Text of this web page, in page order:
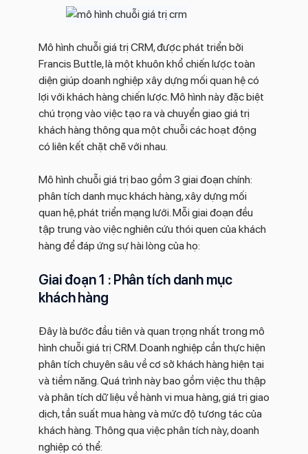
Mô hình chuỗi giá trị CRM, được phát triển bởi
Francis Buttle, là một khuôn khổ chiến lược toàn
diện giúp doanh nghiệp xây dựng mối quan hệ có
lợi với khách hàng chiến lược. Mô hình này đặc biệt
chú trọng vào việc tạo ra và chuyển giao giá trị
khách hàng thông qua một chuỗi các hoạt động
có liên kết chặt chẽ với nhau.
Mô hình chuỗi giá trị bao gồm 3 giai đoạn chính:
phân tích danh mục khách hàng, xây dựng mối
quan hệ, phát triển mạng lưới. Mỗi giai đoạn đều
tập trung vào việc nghiên cứu thói quen của khách
hàng để đáp ứng sự hài lòng của họ:
Giai đoạn 1 : Phân tích danh mục
khách hàng
Đây là bước đầu tiên và quan trọng nhất trong mô
hình chuỗi giá trị CRM. Doanh nghiệp cần thực hiện
phân tích chuyên sâu về cơ sở khách hàng hiện tại
và tiềm năng. Quá trình này bao gồm việc thu thập
và phân tích dữ liệu về hành vi mua hàng, giá trị giao
dịch, tần suất mua hàng và mức độ tương tác của
khách hàng. Thông qua việc phân tích này, doanh
nghiệp có thể: